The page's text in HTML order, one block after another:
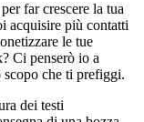
far crescere la tua
acquisire più contatti
le tue
Ci penserò io a
scopo che ti prefiggi.
dei testi